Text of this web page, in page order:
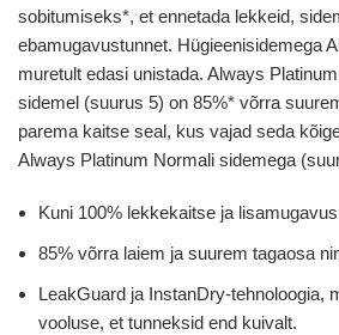
sobitumiseks*, et ennetada lekkeid,
ebamugavustunnet. Hügieenisidemega
muretult edasi unistada. Always
sidemel (suurus 5) on 85%* võrra
parema kaitse seal, kus vajad seda
Always Platinum Normali sidemega
Kuni 100% lekkekaitse ja
85% võrra laiem ja suurem tagaosa
LeakGuard ja InstanDry-tehnoloogia,
vooluse, et tunneksid end kuivalt.